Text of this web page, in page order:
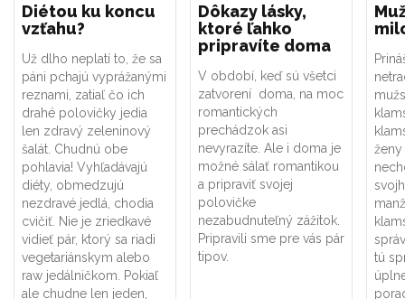
Diétou ku koncu
vzťahu?
Už dlho neplatí to, že sa
páni pchajú vyprážanými
reznami, zatiaľ čo ich
drahé polovičky jedia
len zdravý zeleninový
šalát. Chudnú obe
pohlavia! Vyhľadávajú
diéty, obmedzujú
nezdravé jedlá, chodia
cvičiť. Nie je zriedkavé
vidieť pár, ktorý sa riadi
vegetariánskym alebo
raw jedálničkom. Pokiaľ
ale chudne len jeden,
Dôkazy lásky,
ktoré ľahko
pripravíte doma
V období, keď sú všetci
zatvorení doma, na moc
romantických
prechádzok asi
nevyrazíte. Ale i doma je
možné sálať romantikou
a pripraviť svojej
polovičke
nezabudnuteľný zážitok.
Pripravili sme pre vás pár
tipov.
tú